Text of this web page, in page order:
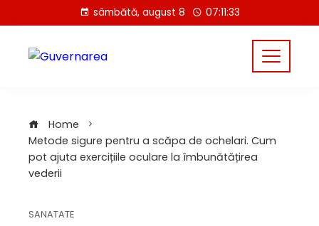
to
content
sâmbătă, august 8 07:11:34
Home
Metode sigure pentru a scăpa de ochelari. Cum
pot ajuta exercițiile oculare la îmbunătățirea
vederii
SANATATE